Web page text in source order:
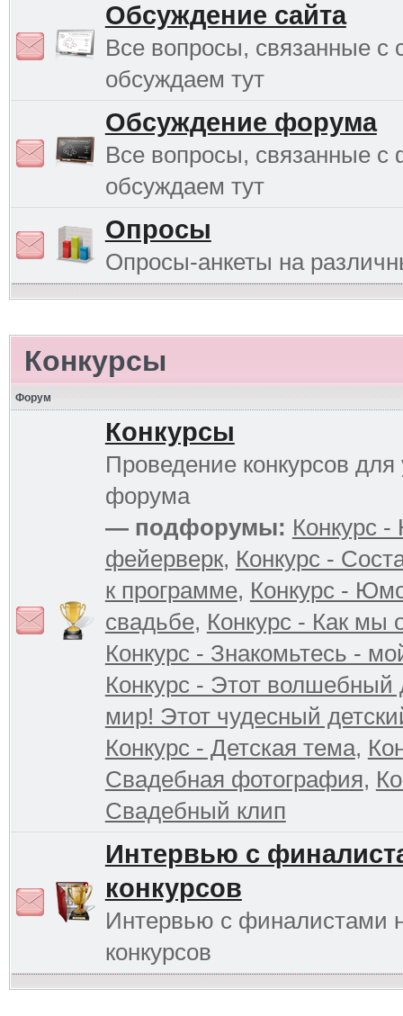
Обсуждение сайта
Все вопросы, связанные с
обсуждаем тут
Обсуждение форума
Все вопросы, связанные
обсуждаем тут
Опросы
Опросы-анкеты на
Конкурсы
Форум
Конкурсы
Проведение конкурсов для
форума
— подфорумы: Конкурс
фейерверк, Конкурс -
к программе, Конкурс -
свадьбе, Конкурс - Как мы
Конкурс - Знакомьтесь -
Конкурс - Этот волшебный
мир! Этот чудесный
Конкурс - Детская тема,
Свадебная фотография,
Свадебный клип
Интервью с
конкурсов
Интервью с финалистами
конкурсов